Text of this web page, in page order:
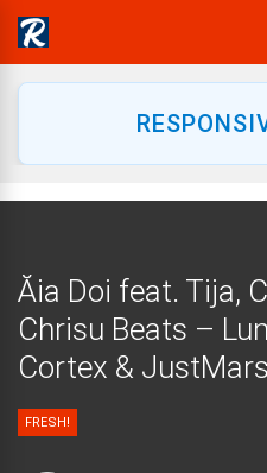
Ăia Doi feat. Tija,
Chrisu Beats –
Cortex &
FRESH!